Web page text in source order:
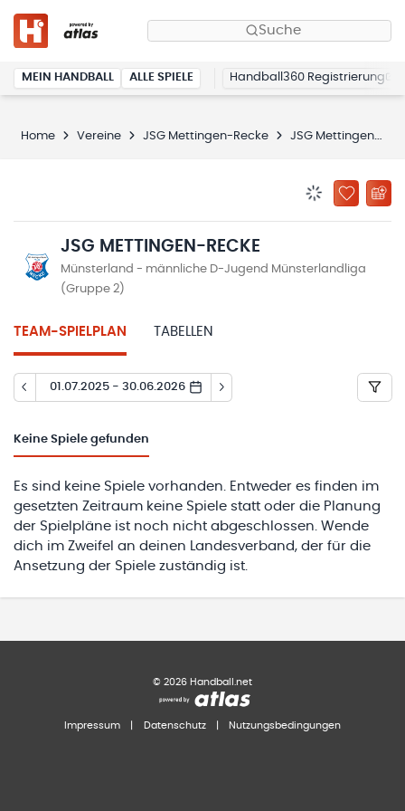
Suche
MEIN HANDBALL ALLE SPIELE Handball360 Registrierung
Home Vereine JSG Mettingen-Recke JSG Mettingen-Recke
ZU
JSG METTINGEN-RECKE
Münsterland - männliche D-Jugend Münsterlandliga
(Gruppe 2)
TEAM-SPIELPLAN TABELLEN
01.07.2025 - 30.06.2026
Keine Spiele gefunden
Es sind keine Spiele vorhanden. Entweder es finden im
gesetzten Zeitraum keine Spiele statt oder die Planung
der Spielpläne ist noch nicht abgeschlossen. Wende
dich im Zweifel an deinen Landesverband, der für die
Ansetzung der Spiele zuständig ist.
© 2026 Handball.net
Impressum Datenschutz Nutzungsbedingungen